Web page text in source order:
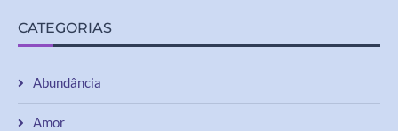
CATEGORIAS
Abundância
Amor